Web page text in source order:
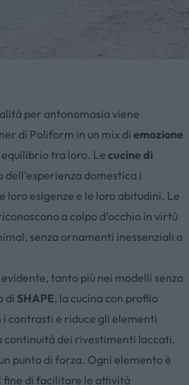
per antonomasia viene
di Poliform in un mix di emozione
tra loro. Le cucine di
domestica i
loro esigenze e le loro abitudini. Le
a colpo d’occhio in virtù
senza ornamenti inessenziali o
tanto più nei modelli senza
di SHAPE, la cucina con profilo
contrasti e riduce gli elementi
continuità dei rivestimenti laccati.
punto di forza. Ogni elemento è
di facilitare le attività